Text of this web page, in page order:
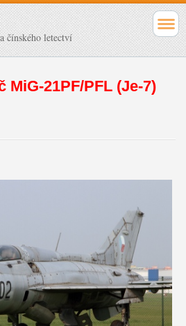
čínského letectví
MiG-21PF/PFL (Je-7)